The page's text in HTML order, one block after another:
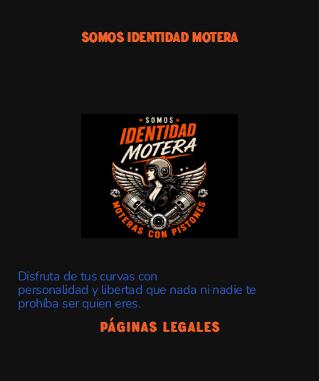
Somos Identidad Motera
Disfruta de tus curvas con
personalidad y libertad que nada ni nadie te
prohíba ser quien eres.
Páginas Legales